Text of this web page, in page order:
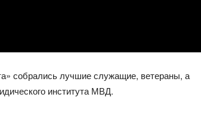
собрались лучшие служащие, ветераны, а
института МВД.